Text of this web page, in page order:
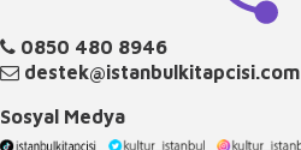
0850 480 8946
destek@istanbulkitapcisi.com
Sosyal Medya